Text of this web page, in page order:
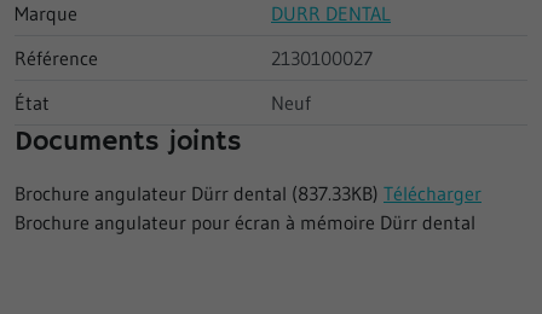
Marque
DURR DENTAL
Référence
2130100027
État
Neuf
Documents joints
Brochure angulateur Dürr dental (837.33KB) Télécharger
Brochure angulateur pour écran à mémoire Dürr dental